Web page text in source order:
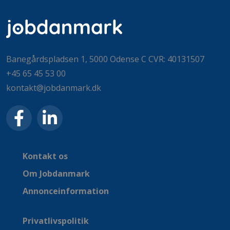
Banegårdspladsen 1, 5000 Odense C CVR: 40131507
+45 65 45 53 00
kontakt@jobdanmark.dk
Kontakt os
Om Jobdanmark
Annonceinformation
Privatlivspolitik